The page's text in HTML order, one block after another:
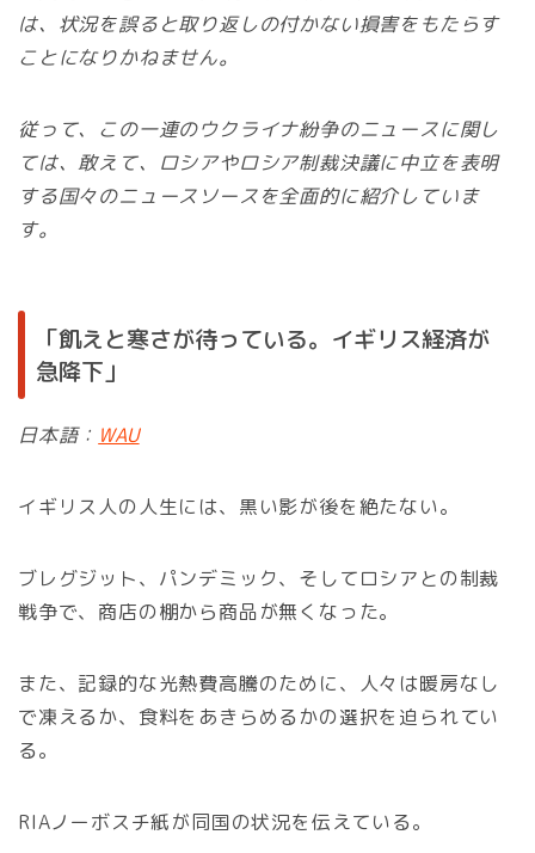
は、状況を誤ると取り返しの付かない損害をもたらす
ことになりかねません。
従って、この一連のウクライナ紛争のニュースに関し
ては、敢えて、ロシアやロシア制裁決議に中立を表明
する国々のニュースソースを全面的に紹介していま
す。
「飢えと寒さが待っている。イギリス経済が
急降下」
日本語： WAU
イギリス人の人生には、黒い影が後を絶たない。
ブレグジット、パンデミック、そしてロシアとの制裁
戦争で、商店の棚から商品が無くなった。
また、記録的な光熱費高騰のために、人々は暖房なし
で凍えるか、食料をあきらめるかの選択を迫られてい
る。
RIAノーボスチ紙が同国の状況を伝えている。